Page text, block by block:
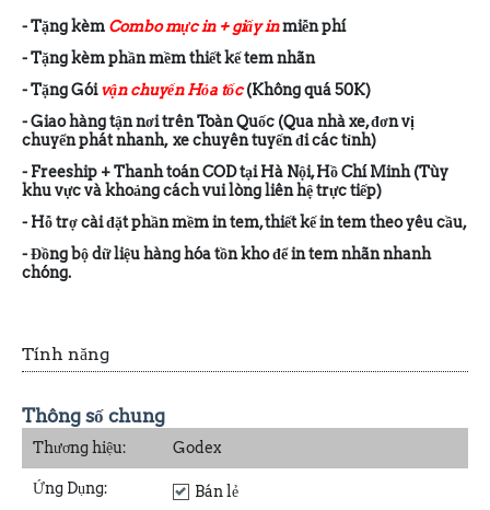
- Tặng kèm Combo mực in + giấy inmiễn phí
- Tặng kèm phần mềm thiết kế tem nhãn
- Tặng Góivận chuyển Hỏa tốc(Không quá 50K)
- Giao hàng tận nơi trên Toàn Quốc (Qua nhà xe, đơn vị
chuyển phát nhanh, xe chuyên tuyến đi các tỉnh)
- Freeship + Thanh toán COD tại Hà Nội, Hồ Chí Minh (Tùy
khu vực và khoảng cách vui lòng liên hệ trực tiếp)
- Hỗ trợ cài đặt phần mềm in tem, thiết kế in tem theo yêu cầu,
- Đồng bộ dữ liệu hàng hóa tồn kho để in tem nhãn nhanh
chóng.
Tính năng
Thông số chung
Thương hiệu: Godex
Ứng Dụng:
Bán lẻ